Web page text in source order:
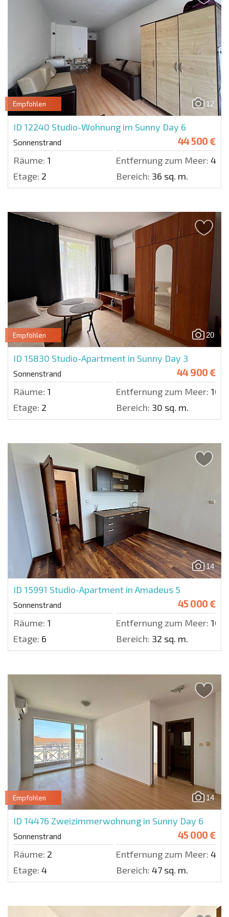
12
Empfohlen
ID 12240 Studio-Wohnung im Sunny Day 6
Sonnenstrand 44 500 €
Räume: 1 Entfernung zum Meer:
Etage: 2 Bereich: 36 sq. m.
20
Empfohlen
ID 15830 Studio-Apartment in Sunny Day 3
Sonnenstrand 44 900 €
Räume: 1 Entfernung zum Meer:
Etage: 2 Bereich: 30 sq. m.
14
ID 15991 Studio-Apartment in Amadeus 5
Sonnenstrand 45 000 €
Räume: 1 Entfernung zum Meer:
Etage: 6 Bereich: 32 sq. m.
14
Empfohlen
ID 14476 Zweizimmerwohnung in Sunny Day 6
Sonnenstrand 45 000 €
Räume: 2 Entfernung zum Meer:
Etage: 4 Bereich: 47 sq. m.